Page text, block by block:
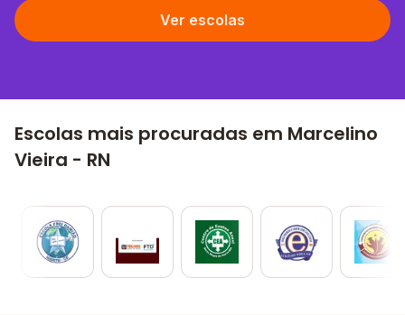
Ver escolas
Escolas mais procuradas em Marcelino
Vieira - RN